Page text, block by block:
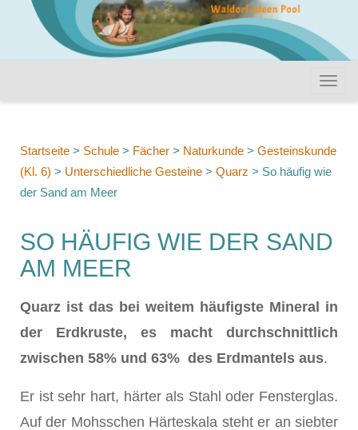
Startseite > Schule > Fächer > Naturkunde > Gesteinskunde
(Kl. 6) > Unterschiedliche Gesteine > Quarz > So häufig wie
der Sand am Meer
SO HÄUFIG WIE DER SAND
AM MEER
Quarz ist das bei weitem häufigste Mineral in
der Erdkruste, es macht durchschnittlich
zwischen 58% und 63% des Erdmantels aus.
Er ist sehr hart, härter als Stahl oder Fensterglas.
Auf der Mohsschen Härteskala steht er an siebter